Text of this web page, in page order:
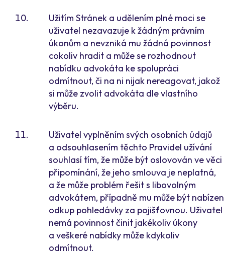
Užitím Stránek a udělením plné moci se
uživatel nezavazuje k žádným právním
úkonům a nevzniká mu žádná povinnost
cokoliv hradit a může se rozhodnout
nabídku advokáta ke spolupráci
odmítnout, či na ni nijak nereagovat, jakož
si může zvolit advokáta dle vlastního
výběru.
Uživatel vyplněním svých osobních údajů
a odsouhlasením těchto Pravidel užívání
souhlasí tím, že může být oslovován ve věci
připomínání, že jeho smlouva je neplatná,
a že může problém řešit s libovolným
advokátem, případně mu může být nabízen
odkup pohledávky za pojišťovnou. Uživatel
nemá povinnost činit jakékoliv úkony
a veškeré nabídky může kdykoliv
odmítnout.